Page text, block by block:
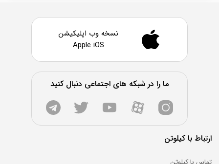
ماشین‌ آلات صنعتی مورد استفاده قرار می‌گیرد، به همین دلیل قیمت آن
در پروژه‌های ساختمانی حائز اهمیت است.
برای اطلاع از قیمت روز نبشی برند، توصیه می‌شود به منابع معتبر
آنلاین یا تخصصی آهن مراجعه نمایید، چرا که قیمت‌ها به‌صورت
لحظه‌ای تغییر می‌کنند. در وبسایت کیلوتن،قیمت نبشیکارخانه‌های
مختلف با سایز و گریدهای گوناگون درج می‌شود.
مشخصات نبشی 5 در 3.5 جاوید بناب
نبشی 3.5 ×
5
×5
نسخه وب اپلیکیشن
Apple iOS
ما را در شبکه های اجتماعی دنبال کنید
ارتباط با کیلوتن